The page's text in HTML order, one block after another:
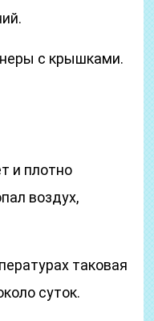
с крышками.
и плотно
воздух,
таковая
суток.